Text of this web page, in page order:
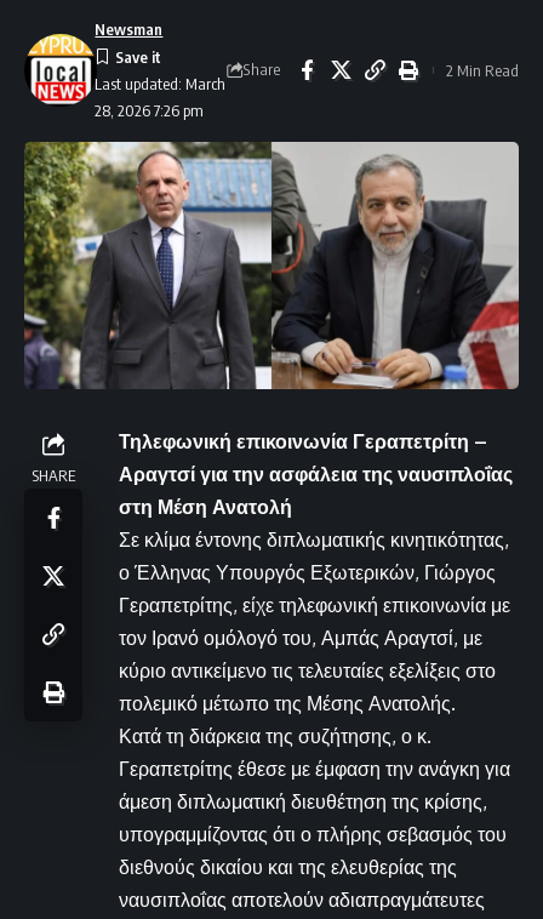
Last updated: March
28, 2026 7:26 pm
Newsman
Share 2 Min Read
SHARE
Τηλεφωνική επικοινωνία Γεραπετρίτη –
Αραγτσί για την ασφάλεια της ναυσιπλοΐας
στη Μέση Ανατολή
Σε κλίμα έντονης διπλωματικής κινητικότητας,
ο Έλληνας Υπουργός Εξωτερικών, Γιώργος
Γεραπετρίτης, είχε τηλεφωνική επικοινωνία με
τον Ιρανό ομόλογό του, Αμπάς Αραγτσί, με
κύριο αντικείμενο τις τελευταίες εξελίξεις στο
πολεμικό μέτωπο της Μέσης Ανατολής.
Κατά τη διάρκεια της συζήτησης, ο κ.
Γεραπετρίτης έθεσε με έμφαση την ανάγκη για
άμεση διπλωματική διευθέτηση της κρίσης,
υπογραμμίζοντας ότι ο πλήρης σεβασμός του
διεθνούς δικαίου και της ελευθερίας της
ναυσιπλοΐας αποτελούν αδιαπραγμάτευτες